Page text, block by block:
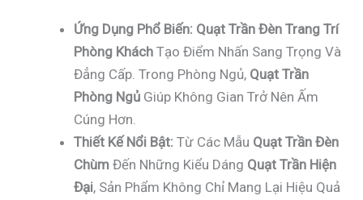
Ứng Dụng Phổ Biến: Quạt Trần Đèn Trang Trí
Phòng Khách Tạo Điểm Nhấn Sang Trọng Và
Đẳng Cấp. Trong Phòng Ngủ, Quạt Trần
Phòng Ngủ Giúp Không Gian Trở Nên Ấm
Cúng Hơn.
Thiết Kế Nổi Bật: Từ Các Mẫu Quạt Trần Đèn
Chùm Đến Những Kiểu Dáng Quạt Trần Hiện
Đại, Sản Phẩm Không Chỉ Mang Lại Hiệu Quả